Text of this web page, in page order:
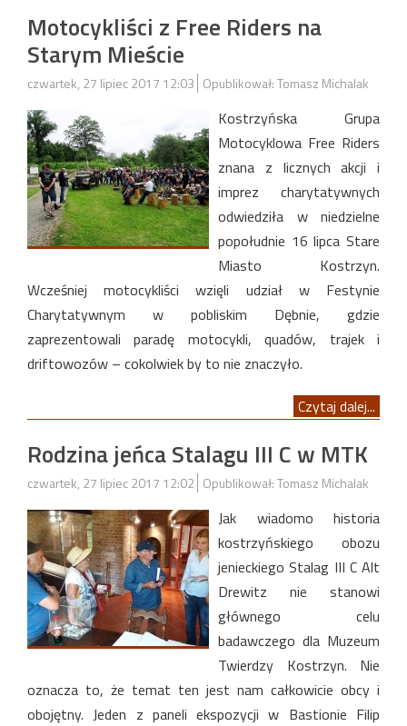
Motocykliści z Free Riders na
Starym Mieście
czwartek, 27 lipiec 2017 12:03 Opublikował: Tomasz Michalak
Kostrzyńska Grupa
Motocyklowa Free Riders
znana z licznych akcji i
imprez charytatywnych
odwiedziła w niedzielne
popołudnie 16 lipca Stare
Miasto Kostrzyn.
Wcześniej motocykliści wzięli udział w Festynie
Charytatywnym w pobliskim Dębnie, gdzie
zaprezentowali paradę motocykli, quadów, trajek i
driftowozów – cokolwiek by to nie znaczyło.
Czytaj dalej...
Rodzina jeńca Stalagu III C w MTK
czwartek, 27 lipiec 2017 12:02 Opublikował: Tomasz Michalak
Jak wiadomo historia
kostrzyńskiego obozu
jenieckiego Stalag III C Alt
Drewitz nie stanowi
głównego celu
badawczego dla Muzeum
Twierdzy Kostrzyn. Nie
oznacza to, że temat ten jest nam całkowicie obcy i
obojętny. Jeden z paneli ekspozycji w Bastionie Filip